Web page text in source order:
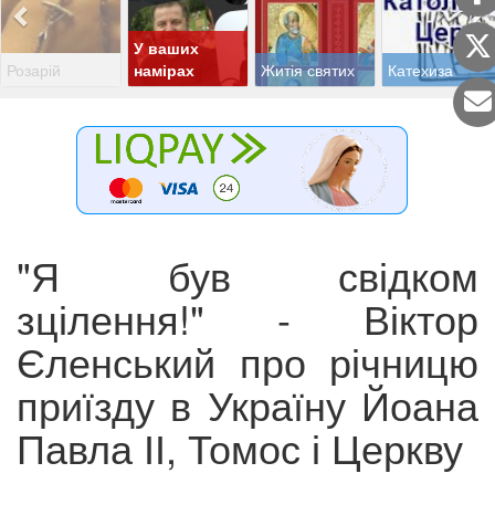
Розарій
У ваших
намірах
Житія святих Катехиза
"Я був свідком
зцілення!" - Віктор
Єленський про річницю
приїзду в Україну Йоана
Павла ІІ, Томос і Церкву